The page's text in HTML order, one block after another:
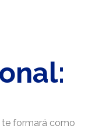
te formará como